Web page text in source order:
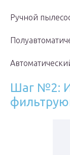
Ручной
Шаг №2: